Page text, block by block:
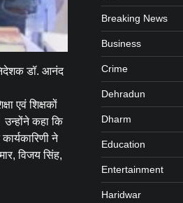
डॉ. आनंद
एवं शिक्षकों
उन्होंने कहा कि
ने
विजय सिंह,
Breaking News
Business
Crime
Dehradun
Dharm
Education
Entertainment
Haridwar